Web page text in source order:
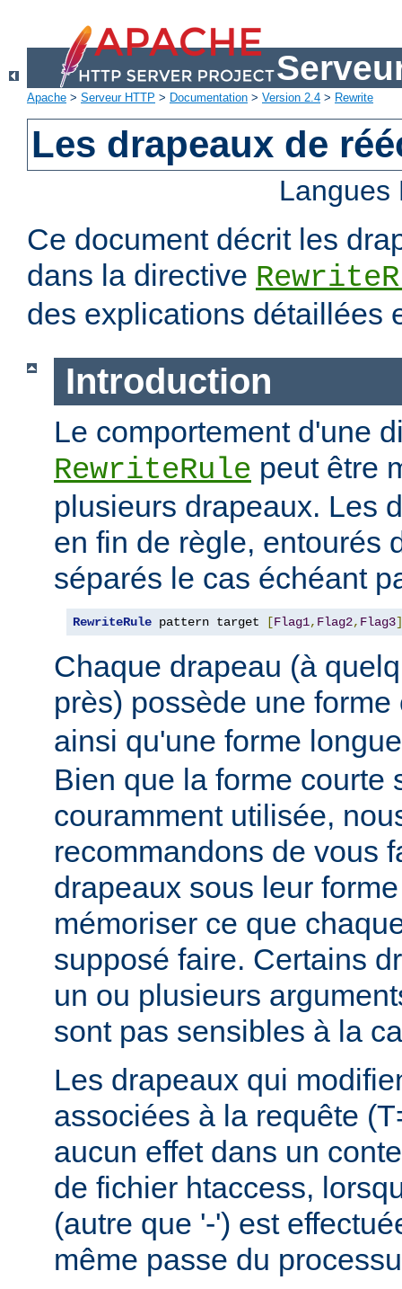
Apache > Serveur HTTP > Documentation > Version 2.4 > Rewrite
Les drapeaux de
Ce document décrit les
dans la directive
des explications détaillées
Introduction
Le comportement d'une
RewriteRule peut être
plusieurs drapeaux. Les
en fin de règle, entourés
séparés le cas échéant
RewriteRule pattern target [Flag1, Flag2, Flag3]
Chaque drapeau (à
près) possède une
ainsi qu'une forme
Bien que la forme courte
couramment utilisée,
recommandons de vous
drapeaux sous leur
mémoriser ce que
supposé faire. Certains
un ou plusieurs
sont pas sensibles à la
Les drapeaux qui
associées à la requête
aucun effet dans un
de fichier htaccess,
(autre que '-') est
même passe du